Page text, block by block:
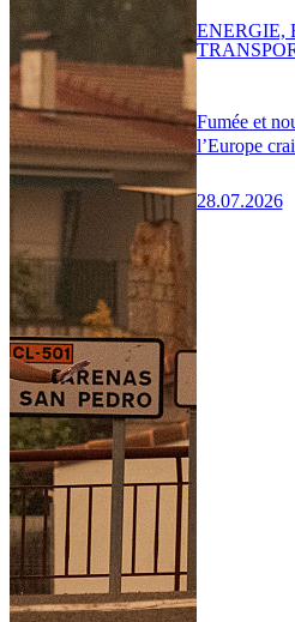
Fumée et
l’Europe
28.07.2026
ENERGIE,